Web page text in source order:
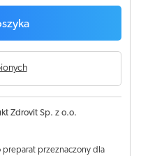
Zdrovit Sp. z o.o.
preparat przeznaczony dla